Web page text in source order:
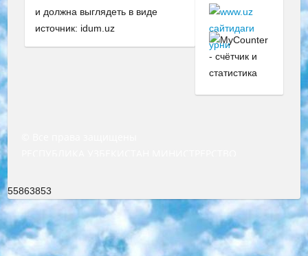
и должна выглядеть в виде
источник: idum.uz
55863853